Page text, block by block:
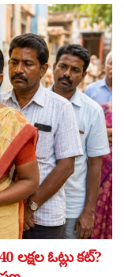
ఓట్లు కట్?